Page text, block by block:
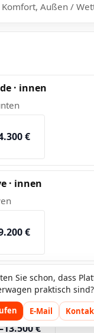
Außen /
· innen
€
· innen
€
€
Sie schon, dass
praktisch sind?
E-Mail